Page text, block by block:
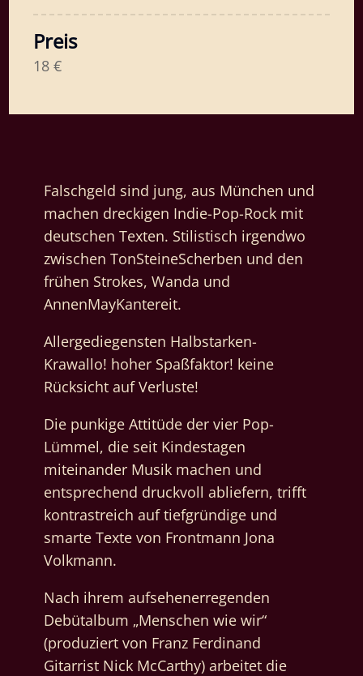
Falschgeld sind jung, aus München und
machen dreckigen Indie-Pop-Rock mit
deutschen Texten. Stilistisch irgendwo
zwischen TonSteineScherben und den
frühen Strokes, Wanda und
AnnenMayKantereit.
Allergediegensten Halbstarken-
Krawallo! hoher Spaßfaktor! keine
Rücksicht auf Verluste!
Die punkige Attitüde der vier Pop-
Lümmel, die seit Kindestagen
miteinander Musik machen und
entsprechend druckvoll abliefern, trifft
kontrastreich auf tiefgründige und
smarte Texte von Frontmann Jona
Volkmann.
Nach ihrem aufsehenerregenden
Debütalbum „Menschen wie wir“
(produziert von Franz Ferdinand
Gitarrist Nick McCarthy) arbeitet die
Preis
18 €